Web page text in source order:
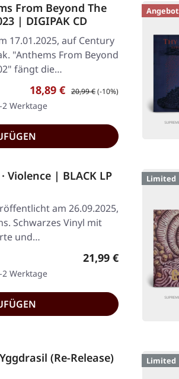
From Beyond The
| DIGIPAK CD
17.01.2025, auf Century
"Anthems From Beyond
fängt die…
Verkaufspreis:
18,89 € Regulärer Preis:
20,99 €(-10%)
Werktage
Angebot
Violence | BLACK LP
am 26.09.2025,
Schwarzes Vinyl mit
und…
Regulärer Preis:
21,99 €
Werktage
Limited
(Re-Release)
Limited